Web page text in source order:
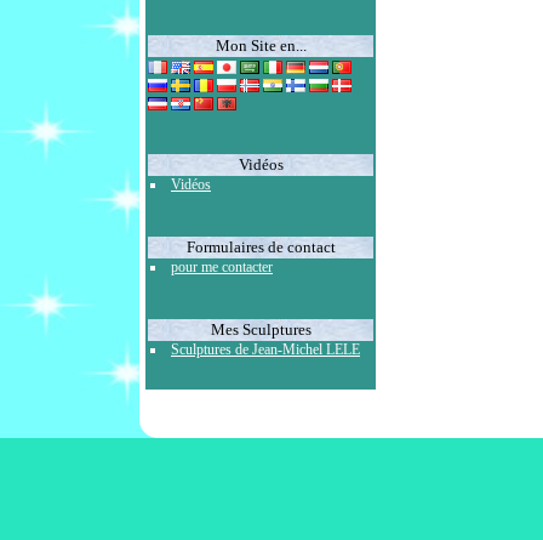
Mon Site en...
Vidéos
Vidéos
Formulaires de contact
pour me contacter
Mes Sculptures
Sculptures de Jean-Michel LELE